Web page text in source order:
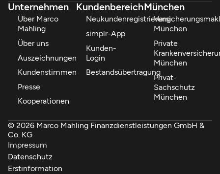
Unternehmen
Über Marco
Mahling
Über uns
Auszeichnungen
Kundenstimmen
Presse
Kooperationen
Kundenbereich
Neukundenregistrierung
simplr-App
Kunden-
Login
Bestandsübertragung
München
München
Private
München
Privat-
Sachschutz
München
© 2026 Marco Mahling Finanzdienstleistungen GmbH &
Co. KG
Impressum
Datenschutz
Erstinformation